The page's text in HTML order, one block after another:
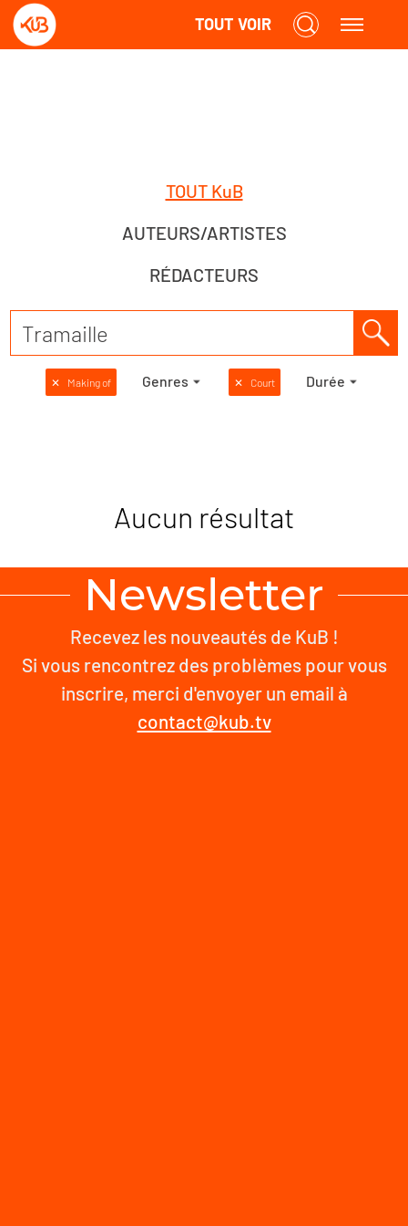
TOUT VOIR
TOUT KuB
AUTEURS/ARTISTES
RÉDACTEURS
✕ Making of Genres ✕ Court Durée
Aucun résultat
Newsletter
Recevez les nouveautés de KuB !
Si vous rencontrez des problèmes pour vous
inscrire, merci d'envoyer un email à
contact@kub.tv